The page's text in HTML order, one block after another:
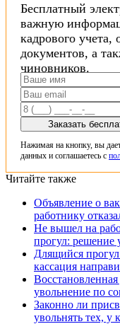
Бесплатный
важную
кадрового учета,
документов, а
чиновников.
Заказать
Нажимая на кнопку, вы
данных и соглашаетесь с
Читайте также
Объявление о
работнику
Не вышел на
прогул: решение
Длящийся
кассация
увольнение по
Законно ли
увольнять тех, у